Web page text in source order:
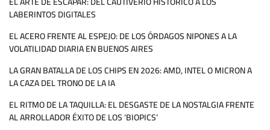
LABERINTOS DIGITALES
EL ACERO FRENTE AL ESPEJO: DE LOS ÓRDAGOS NIPONES A LA
VOLATILIDAD DIARIA EN BUENOS AIRES
LA GRAN BATALLA DE LOS CHIPS EN 2026: AMD, INTEL O MICRON A
LA CAZA DEL TRONO DE LA IA
EL RITMO DE LA TAQUILLA: EL DESGASTE DE LA NOSTALGIA FRENTE
AL ARROLLADOR ÉXITO DE LOS ‘BIOPICS’